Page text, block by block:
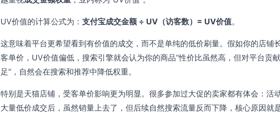
UV价值的计算公式为： 支付宝成交金额 ÷ UV（访客数）= UV价值。
这意味着平台更希望看到有价值的成交，而不是单纯的低价刷量。假如你的店铺
客单价，UV价值偏低，搜索引擎就会认为你的商品“性价比虽然高，但对平台贡
足”，自然会在搜索和推荐中降低权重。
特别是天猫店铺，受客单价影响更为明显。很多参加过大促的卖家都有体会：活
大量低价成交后，虽然销量上去了，但后续自然搜索流量反而下降，核心原因就